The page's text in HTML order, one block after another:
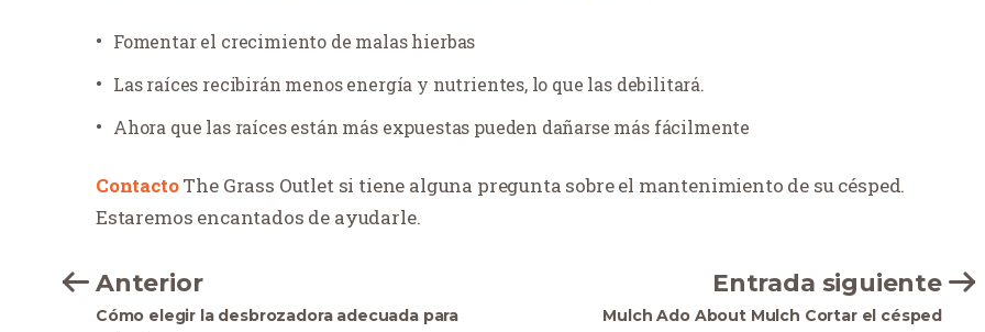
Fomentar el crecimiento de malas hierbas
Las raíces recibirán menos energía y nutrientes, lo que las debilitará.
Ahora que las raíces están más expuestas pueden dañarse más fácilmente
ContactoThe Grass Outlet si tiene alguna pregunta sobre el mantenimiento de su césped.
Estaremos encantados de ayudarle.
Anterior
Cómo elegir la desbrozadora adecuada para
Entrada siguiente
Mulch Ado About Mulch Cortar el césped